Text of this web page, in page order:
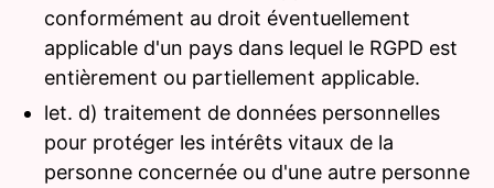
conformément au droit éventuellement
applicable d'un pays dans lequel le RGPD est
entièrement ou partiellement applicable.
let. d) traitement de données personnelles
pour protéger les intérêts vitaux de la
personne concernée ou d'une autre personne